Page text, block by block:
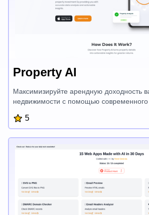
Property AI
Максимизируйте арендную доходность
недвижимости с помощью современного
актуальные идеи для принятия
инвестиционных решений. Получите
оценке рентабельности и увеличению
Раскройте потенциал AI-данных для
добейтесь больших успехов на рынке
5